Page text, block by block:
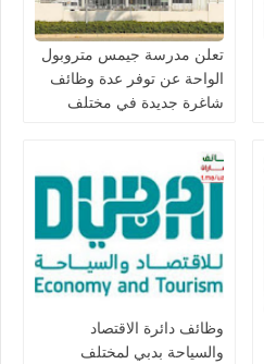
تعلن مدرسة جيمس متروبول
الواحة عن توفر عدة وظائف
شاغرة جديدة في مختلف
برواتب تصل 10,000 درهم
وظائف دائرة الاقتصاد
والسياحة بدبي لمختلف